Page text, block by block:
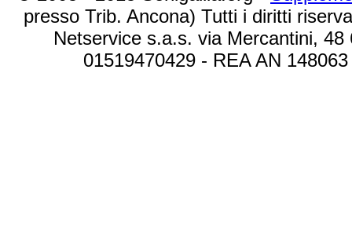
presso Trib. Ancona) Tutti i diritti
Netservice s.a.s. via Mercantini,
01519470429 - REA AN